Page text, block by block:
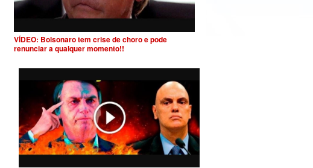
VÍDEO: Bolsonaro tem crise de choro e pode
renunciar a qualquer momento!!